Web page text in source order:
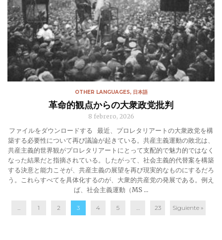
OTHER LANGUAGES, 日本語
革命的観点からの大衆政党批判
8 febrero, 2026
ファイルをダウンロードする 最近、プロレタリアートの大衆政党を構
築する必要性について再び議論が起きている。共産主義運動の敗北は、
共産主義的世界観がプロレタリアートにとって支配的で魅力的ではなく
なった結果だと指摘されている。したがって、社会主義的代替案を構築
する決意と能力こそが、共産主義の展望を再び現実的なものにするだろ
う。これらすべてを具体化するのが、大衆的共産党の発展である。例え
ば、社会主義運動（MS ...
1 2 3 4 5 23 Siguiente »